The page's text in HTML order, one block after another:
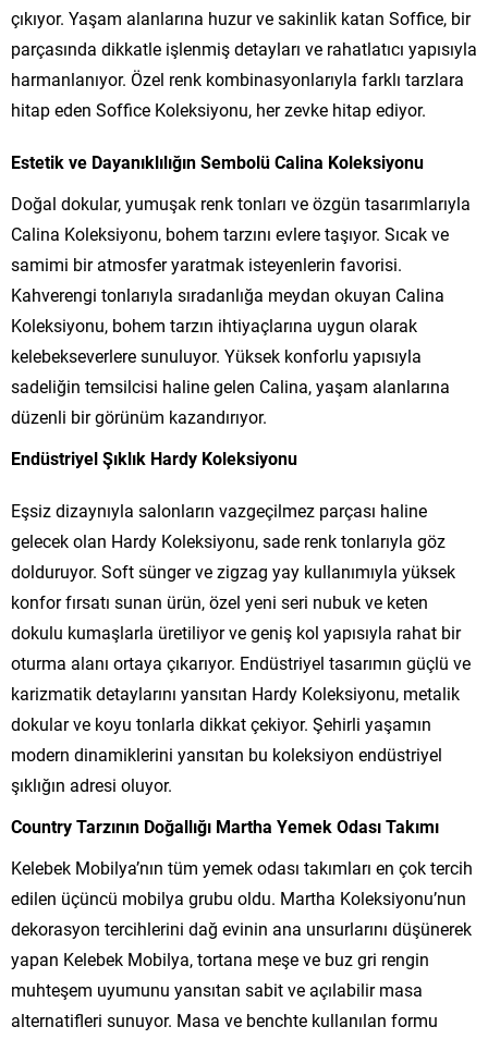
çıkıyor. Yaşam alanlarına huzur ve sakinlik katan Soffice, bir
parçasında dikkatle işlenmiş detayları ve rahatlatıcı yapısıyla
harmanlanıyor. Özel renk kombinasyonlarıyla farklı tarzlara
hitap eden Soffice Koleksiyonu, her zevke hitap ediyor.
Estetik ve Dayanıklılığın Sembolü Calina Koleksiyonu
Doğal dokular, yumuşak renk tonları ve özgün tasarımlarıyla
Calina Koleksiyonu, bohem tarzını evlere taşıyor. Sıcak ve
samimi bir atmosfer yaratmak isteyenlerin favorisi.
Kahverengi tonlarıyla sıradanlığa meydan okuyan Calina
Koleksiyonu, bohem tarzın ihtiyaçlarına uygun olarak
kelebekseverlere sunuluyor. Yüksek konforlu yapısıyla
sadeliğin temsilcisi haline gelen Calina, yaşam alanlarına
düzenli bir görünüm kazandırıyor.
Endüstriyel Şıklık Hardy Koleksiyonu
Eşsiz dizaynıyla salonların vazgeçilmez parçası haline
gelecek olan Hardy Koleksiyonu, sade renk tonlarıyla göz
dolduruyor. Soft sünger ve zigzag yay kullanımıyla yüksek
konfor fırsatı sunan ürün, özel yeni seri nubuk ve keten
dokulu kumaşlarla üretiliyor ve geniş kol yapısıyla rahat bir
oturma alanı ortaya çıkarıyor. Endüstriyel tasarımın güçlü ve
karizmatik detaylarını yansıtan Hardy Koleksiyonu, metalik
dokular ve koyu tonlarla dikkat çekiyor. Şehirli yaşamın
modern dinamiklerini yansıtan bu koleksiyon endüstriyel
şıklığın adresi oluyor.
Country Tarzının Doğallığı Martha Yemek Odası Takımı
Kelebek Mobilya’nın tüm yemek odası takımları en çok tercih
edilen üçüncü mobilya grubu oldu. Martha Koleksiyonu’nun
dekorasyon tercihlerini dağ evinin ana unsurlarını düşünerek
yapan Kelebek Mobilya, tortana meşe ve buz gri rengin
muhteşem uyumunu yansıtan sabit ve açılabilir masa
alternatifleri sunuyor. Masa ve benchte kullanılan formu